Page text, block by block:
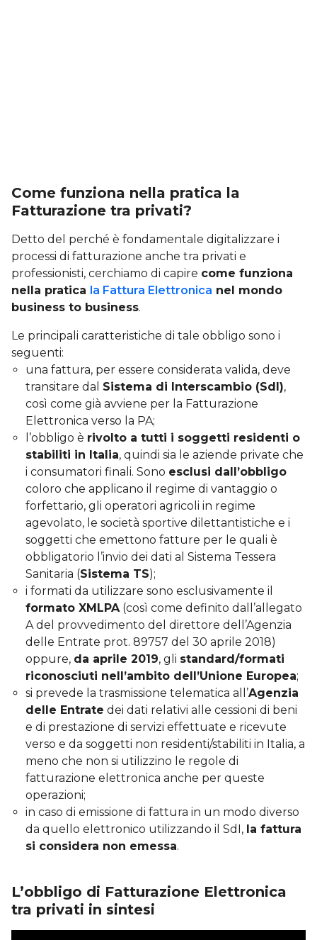
Come funziona nella pratica la
Fatturazione tra privati?
Detto del perché è fondamentale digitalizzare i
processi di fatturazione anche tra privati e
professionisti, cerchiamo di capire come funziona
nella pratica la Fattura Elettronica nel mondo
business to business.
Le principali caratteristiche di tale obbligo sono i
seguenti:
una fattura, per essere considerata valida, deve
transitare dal Sistema di Interscambio (SdI),
così come già avviene per la Fatturazione
Elettronica verso la PA;
l’obbligo è rivolto a tutti i soggetti residenti o
stabiliti in Italia, quindi sia le aziende private che
i consumatori finali. Sono esclusi dall’obbligo
coloro che applicano il regime di vantaggio o
forfettario, gli operatori agricoli in regime
agevolato, le società sportive dilettantistiche e i
soggetti che emettono fatture per le quali è
obbligatorio l’invio dei dati al Sistema Tessera
Sanitaria (Sistema TS);
i formati da utilizzare sono esclusivamente il
formato XMLPA (così come definito dall’allegato
A del provvedimento del direttore dell’Agenzia
delle Entrate prot. 89757 del 30 aprile 2018)
oppure, da aprile 2019, gli standard/formati
riconosciuti nell’ambito dell’Unione Europea;
si prevede la trasmissione telematica all’Agenzia
delle Entrate dei dati relativi alle cessioni di beni
e di prestazione di servizi effettuate e ricevute
verso e da soggetti non residenti/stabiliti in Italia, a
meno che non si utilizzino le regole di
fatturazione elettronica anche per queste
operazioni;
in caso di emissione di fattura in un modo diverso
da quello elettronico utilizzando il SdI, la fattura
si considera non emessa.
L’obbligo di Fatturazione Elettronica
tra privati in sintesi